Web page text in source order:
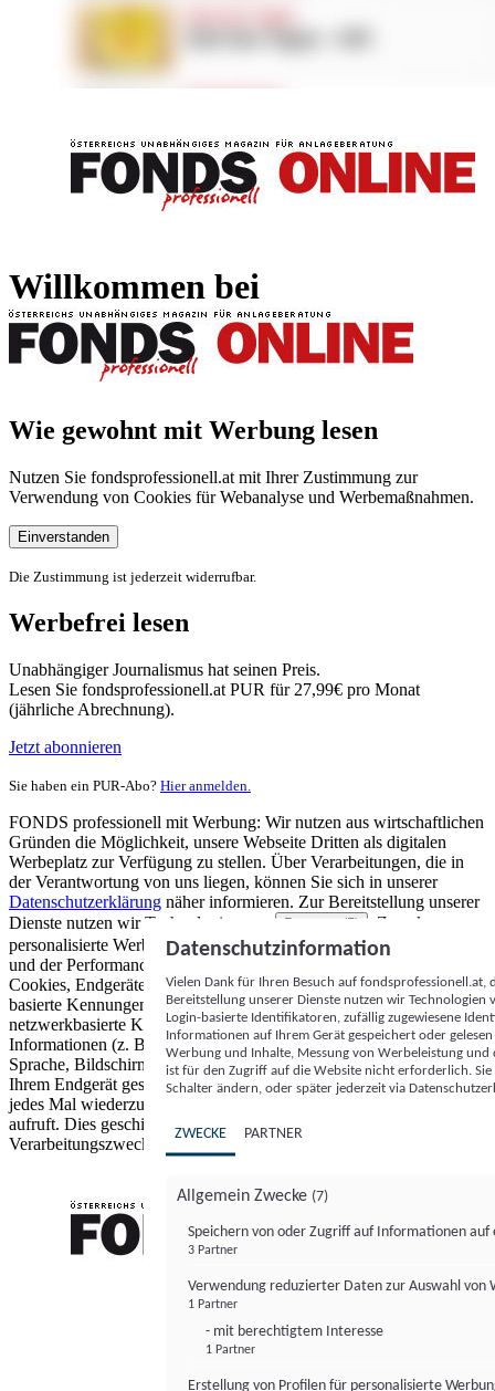
Willkommen bei
Wie gewohnt mit Werbung lesen
Nutzen Sie fondsprofessionell.at mit Ihrer Zustimmung zur
Verwendung von Cookies für Webanalyse und Werbemaßnahmen.
Einverstanden
Die Zustimmung ist jederzeit widerrufbar.
Werbefrei lesen
Unabhängiger Journalismus hat seinen Preis.
Lesen Sie fondsprofessionell.at PUR für 27,99€ pro Monat
(jährliche Abrechnung).
Jetzt abonnieren
Sie haben ein PUR-Abo? Hier anmelden.
FONDS professionell mit Werbung: Wir nutzen aus wirtschaftlichen
Gründen die Möglichkeit, unsere Webseite Dritten als digitalen
Werbeplatz zur Verfügung zu stellen. Über Verarbeitungen, die in
der Verantwortung von uns liegen, können Sie sich in unserer
Datenschutzerklärung näher informieren. Zur Bereitstellung unserer
Dienste nutzen wir Technologien von
Partnern (5)
. Zwecke:
personalisierte Werbung und Inhalte, Messung von Werbeleistung
und der Performance von Inhalten sowie Zielgruppenforschung.
Cookies, Endgeräte- oder ähnliche Online-Kennungen (z. B. login-
basierte Kennungen, zufällig generierte Kennungen,
netzwerkbasierte Kennungen) können zusammen mit anderen
Informationen (z. B. Browsertyp und Browserinformationen,
Sprache, Bildschirmgröße, unterstützte Technologien usw.) auf
Ihrem Endgerät gespeichert oder von dort ausgelesen werden, um es
jedes Mal wiederzuerkennen, wenn es eine App oder einer Webseite
aufruft. Dies geschieht für einen oder mehrere der hier aufgeführten
Verarbeitungszwecke.
Datenschutzinformation
Vielen Dank für Ihren Besuch auf
Bereitstellung unserer Dienste nutzen wir Technologien
Login-basierte Identifikatoren, zufällig zugewiesene
Informationen auf Ihrem Gerät gespeichert oder
Werbung und Inhalte, Messung von Werbeleistung
ist für den Zugriff auf die Website nicht erforderlich.
Schalter ändern, oder später jederzeit via
ZWECKE PARTNER
Allgemein Zwecke (7)
Speichern von oder Zugriff auf Informationen auf
3 Partner
Verwendung reduzierter Daten zur Auswahl von
1 Partner
- mit berechtigtem Interesse
1 Partner
Erstellung von Profilen für personalisierte
FONDS professionell